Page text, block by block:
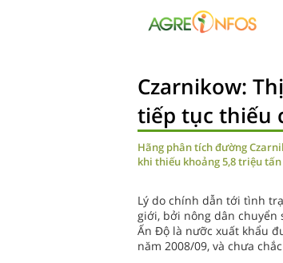
Czarnikow:
tiếp tục thiếu
Hãng phân tích đường
khi thiếu khoảng 5,8 triệu
Lý do chính dẫn tới tình
giới, bởi nông dân chuyển
Ấn Độ là nưỡc xuất khẩu
năm 2008/09, và chưa